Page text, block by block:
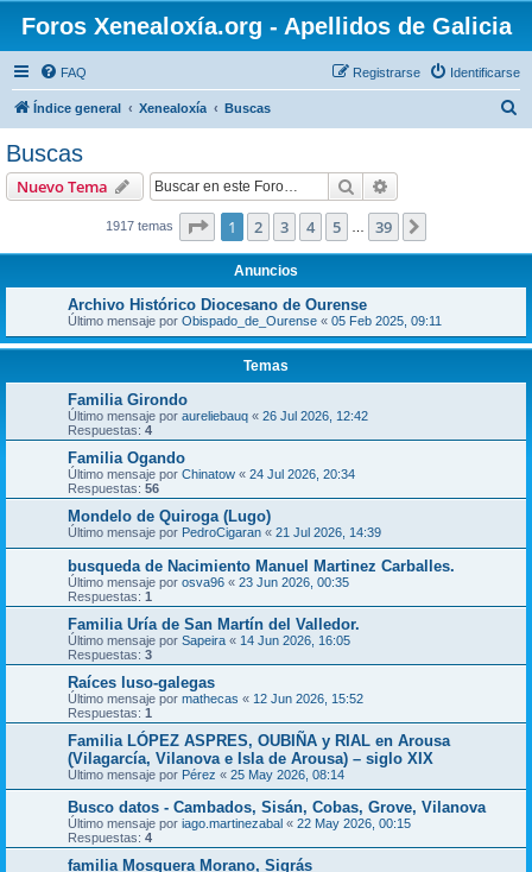
Foros Xenealoxía.org - Apellidos de Galicia
FAQ Identificarse
Registrarse
Índice general Xenealoxía Buscas
Buscas
Nuevo Tema Buscar
1917 temas Página de 39
1 2 3 4 5 39
Anuncios
Archivo Histórico Diocesano de Ourense
Último mensaje por Obispado_de_Ourense « 05 Feb 2025, 09:11
Temas
Familia Girondo
Último mensaje por aureliebauq « 26 Jul 2026, 12:42
Respuestas: 4
Familia Ogando
Último mensaje por Chinatow « 24 Jul 2026, 20:34
Respuestas: 56
Mondelo de Quiroga (Lugo)
Último mensaje por PedroCigaran « 21 Jul 2026, 14:39
busqueda de Nacimiento Manuel Martinez Carballes.
Último mensaje por osva96 « 23 Jun 2026, 00:35
Respuestas: 1
Familia Uría de San Martín del Valledor.
Último mensaje por Sapeira « 14 Jun 2026, 16:05
Respuestas: 3
Raíces luso-galegas
Último mensaje por mathecas « 12 Jun 2026, 15:52
Respuestas: 1
Familia LÓPEZ ASPRES, OUBIÑA y RIAL en Arousa
(Vilagarcía, Vilanova e Isla de Arousa) – siglo XIX
Último mensaje por Pérez « 25 May 2026, 08:14
Busco datos - Cambados, Sisán, Cobas, Grove, Vilanova
Último mensaje por iago.martinezabal « 22 May 2026, 00:15
Respuestas: 4
familia Mosquera Morano, Sigrás